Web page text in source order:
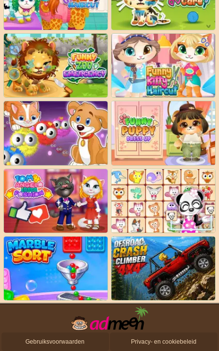
Gebruiksvoorwaarden Privacy- en cookiebeleid